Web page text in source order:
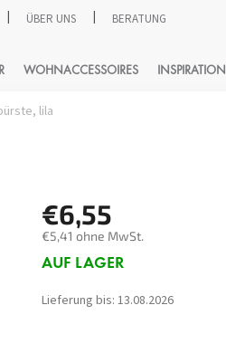
ÜBER UNS BERATUNG
WOHNACCESSOIRES INSPIRATION
lila
€6,55
€5,41 ohne MwSt.
Verkaufspreis:
AUF LAGER
Lieferung bis: 13.08.2026